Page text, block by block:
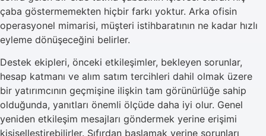
çaba göstermemekten hiçbir farkı yoktur. Arka ofisin
operasyonel mimarisi, müşteri istihbaratının ne kadar hızlı
eyleme dönüşeceğini belirler.
Destek ekipleri, önceki etkileşimler, bekleyen sorunlar,
hesap katmanı ve alım satım tercihleri dahil olmak üzere
bir yatırımcının geçmişine ilişkin tam görünürlüğe sahip
olduğunda, yanıtları önemli ölçüde daha iyi olur. Genel
yeniden etkileşim mesajları göndermek yerine erişimi
kişiselleştirebilirler. Sıfırdan başlamak yerine sorunları